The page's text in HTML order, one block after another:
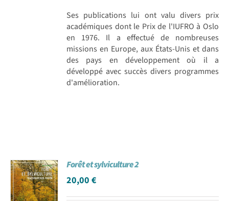
Ses publications lui ont valu divers prix
académiques dont le Prix de l'IUFRO à Oslo
en 1976. Il a effectué de nombreuses
missions en Europe, aux États-Unis et dans
des pays en développement où il a
développé avec succès divers programmes
d'amélioration.
Forêt et sylviculture 2
20,00€